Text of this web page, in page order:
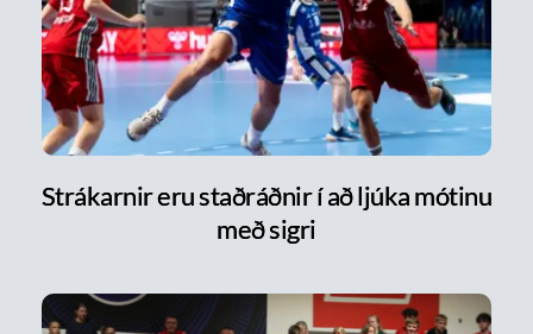
Strákarnir eru staðráðnir í að ljúka mótinu
með sigri